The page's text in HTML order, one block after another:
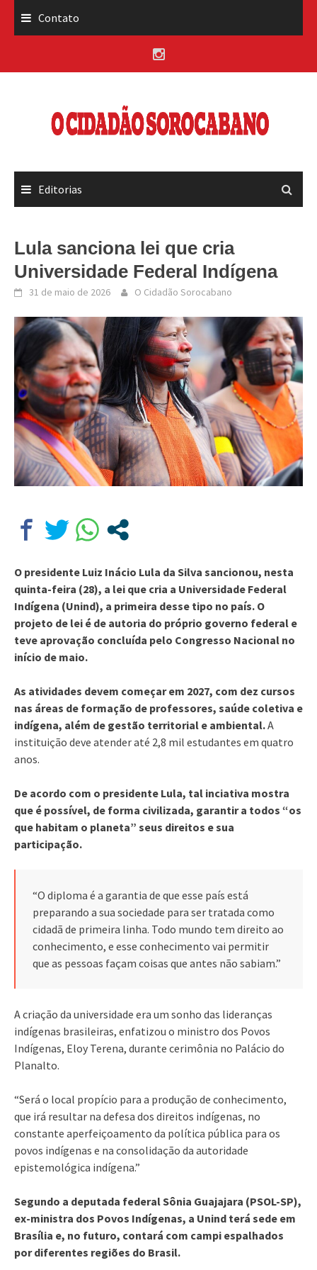
Contato
Editorias
Lula sanciona lei que cria
Universidade Federal Indígena
31 de maio de 2026 O Cidadão Sorocabano
O presidente Luiz Inácio Lula da Silva sancionou, nesta
quinta-feira (28), a lei que cria a Universidade Federal
Indígena (Unind), a primeira desse tipo no país. O
projeto de lei é de autoria do próprio governo federal e
teve aprovação concluída pelo Congresso Nacional no
início de maio.
As atividades devem começar em 2027, com dez cursos
nas áreas de formação de professores, saúde coletiva e
indígena, além de gestão territorial e ambiental.A
instituição deve atender até 2,8 mil estudantes em quatro
anos.
De acordo com o presidente Lula, tal inciativa mostra
que é possível, de forma civilizada, garantir a todos “os
que habitam o planeta” seus direitos e sua
participação.
“O diploma é a garantia de que esse país está
preparando a sua sociedade para ser tratada como
cidadã de primeira linha. Todo mundo tem direito ao
conhecimento, e esse conhecimento vai permitir
que as pessoas façam coisas que antes não sabiam.”
A criação da universidade era um sonho das lideranças
indígenas brasileiras, enfatizou o ministro dos Povos
Indígenas, Eloy Terena, durante cerimônia no Palácio do
Planalto.
“Será o local propício para a produção de conhecimento,
que irá resultar na defesa dos direitos indígenas, no
constante aperfeiçoamento da política pública para os
povos indígenas e na consolidação da autoridade
epistemológica indígena.”
Segundo a deputada federal Sônia Guajajara (PSOL-SP),
ex-ministra dos Povos Indígenas, a Unind terá sede em
Brasília e, no futuro, contará com campi espalhados
por diferentes regiões do Brasil.